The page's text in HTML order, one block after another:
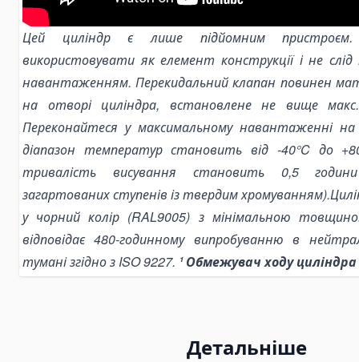
Grinding & Polishing Tools
Machinery Shim Sets
Гідравліка
Гідроциліндри
Гідроциліндри підйому кузова
Комплектуючі для гідроциліндрів
Гідронасоси
Шестеренні насоси
Аксіально-поршневі насоси
Поршневі насоси
Цей циліндр є лише підйомним
використовувати як елемент конструкції і не
навантаженням. Перекидальний клапан повинен
на отворі циліндра, встановлене не вище
Переконайтеся у максимальному навантаженні на
діапазон температур становить від -40°C до
тривалість висування становить 0,5
загартованих ступенів із твердим
у чорний колір (RAL9005) з мінімальною
відповідає 480-годинному випробуванню в
тумані згідно з ISO 9227. ¹Обмежувач ходу
Детальніше